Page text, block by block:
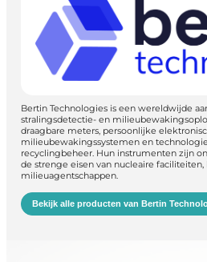
Bertin Technologies is een wereldwijde
stralingsdetectie- en
draagbare meters, persoonlijke
milieubewakingssystemen en
recyclingbeheer. Hun instrumenten zijn
de strenge eisen van nucleaire
milieuagentschappen.
Bekijk alle producten van Bertin